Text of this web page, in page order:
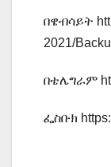
በዌብሳይት
2021/
በቴሌግራም
ፌስቡክ https: